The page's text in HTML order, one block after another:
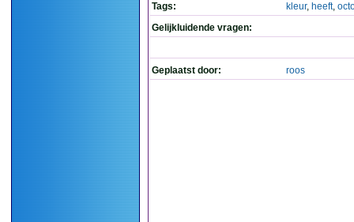
Tags:
kleur, heeft,
Gelijkluidende vragen:
Geplaatst door: roos